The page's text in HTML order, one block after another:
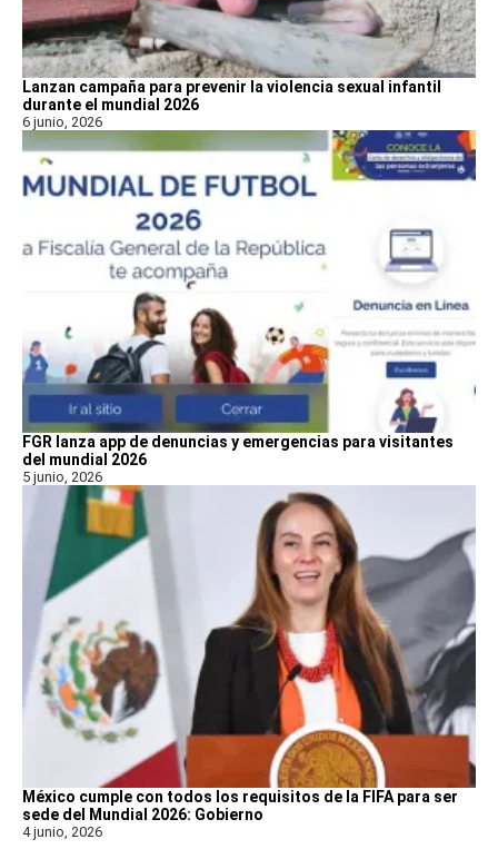
Lanzan campaña para prevenir la violencia sexual infantil
durante el mundial 2026
6 junio, 2026
FGR lanza app de denuncias y emergencias para visitantes
del mundial 2026
5 junio, 2026
México cumple con todos los requisitos de la FIFA para ser
sede del Mundial 2026: Gobierno
4 junio, 2026